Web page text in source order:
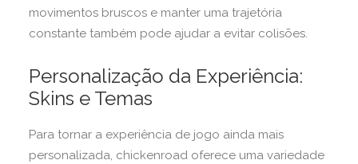
movimentos bruscos e manter uma trajetória
constante também pode ajudar a evitar colisões.
Personalização da Experiência:
Skins e Temas
Para tornar a experiência de jogo ainda mais
personalizada, chickenroad oferece uma variedade